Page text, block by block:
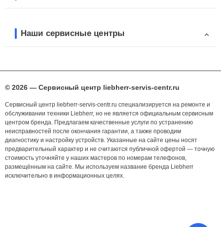
Наши сервисные центры
© 2026 — Сервисный центр liebherr-servis-centr.ru
Сервисный центр liebherr-servis-centr.ru специализируется на ремонте и
обслуживании техники Liebherr, но не является официальным сервисным
центром бренда. Предлагаем качественные услуги по устранению
неисправностей после окончания гарантии, а также проводим
диагностику и настройку устройств. Указанные на сайте цены носят
предварительный характер и не считаются публичной офертой — точную
стоимость уточняйте у наших мастеров по номерам телефонов,
размещённым на сайте. Мы используем название бренда Liebherr
исключительно в информационных целях.